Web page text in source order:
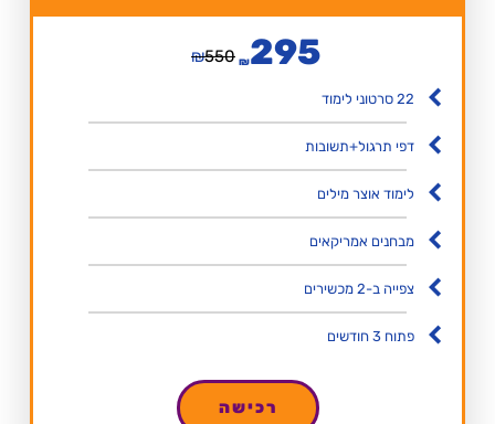
₪550 ₪295
22 סרטוני לימוד
דפי תרגול+תשובות
לימוד אוצר מילים
מבחנים אמריקאים
צפייה ב-2 מכשירים
פתוח 3 חודשים
רכישה